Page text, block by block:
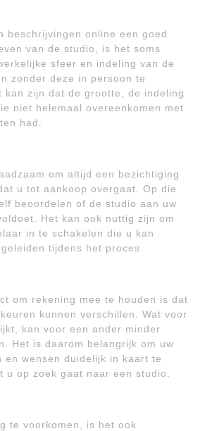
beschrijvingen online een goed
van de studio, is het soms
sfeer en indeling van de
zonder deze in persoon te
kan zijn dat de grootte, de indeling
niet helemaal overeenkomen met
had.
om altijd een bezichtiging
u tot aankoop overgaat. Op die
beoordelen of de studio aan uw
Het kan ook nuttig zijn om
in te schakelen die u kan
tijdens het proces.
om rekening mee te houden is dat
kunnen verschillen. Wat voor
kan voor een ander minder
Het is daarom belangrijk om uw
en wensen duidelijk in kaart te
u op zoek gaat naar een studio.
te voorkomen, is het ook